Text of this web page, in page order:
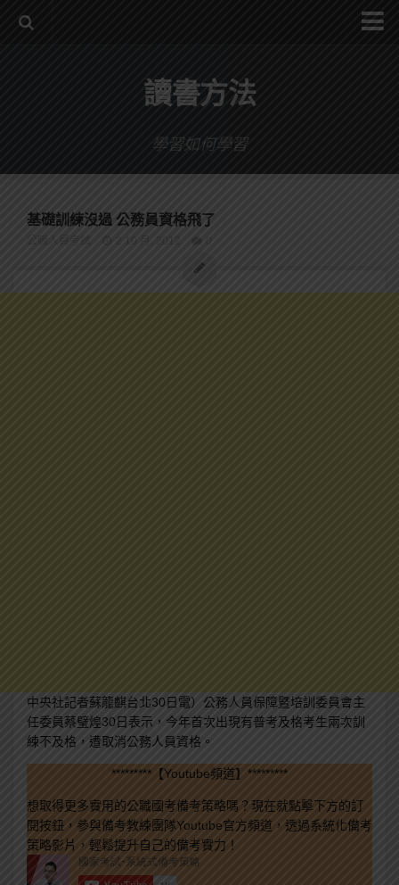
讀書方法
學習如何學習
基礎訓練沒過 公務員資格飛了
公職人員考試 2 10 月, 2012
中央社記者蘇龍麒台北30日電）公務人員保障暨培訓委員會主
任委員蔡璧煌30日表示， 今年首次出現有普考及格考生兩次訓
練不及格，遭取消公務人員資格。
*********【Youtube頻道】*********
想取得更多實用的公職國考備考策略嗎？現在就點擊下方的訂
閱按鈕，參與備考教練團隊Youtube官方頻道，透過系統化備考
策略影片，輕鬆提升自己的備考實力！